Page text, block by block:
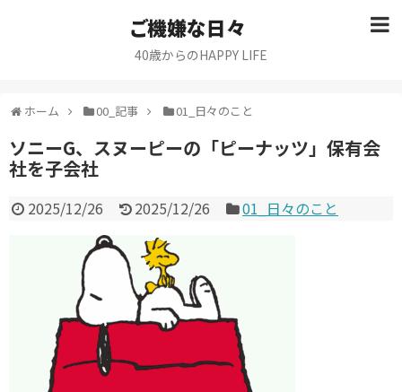
ご機嫌な日々
40歳からのHAPPY LIFE
ホーム 00_記事 01_日々のこと
ソニーG、スヌーピーの「ピーナッツ」保有会
社を子会社
2025/12/26 2025/12/26 01_日々のこと